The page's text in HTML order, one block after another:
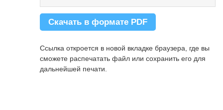
ФЛЮС
ШАНС
ШИВА
Скачать в формате PDF
Ссылка откроется в новой вкладке браузера, где вы
сможете распечатать файл или сохранить его для
дальнейшей печати.